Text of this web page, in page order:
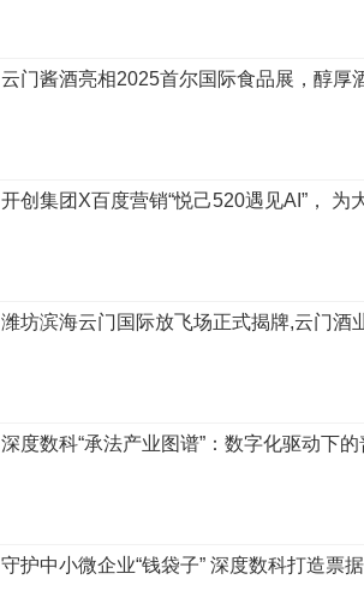
云门酱酒亮相2025首尔国际食品展，醇厚
开创集团X百度营销“悦己520遇见AI”，
潍坊滨海云门国际放飞场正式揭牌,云门酒
深度数科“承法产业图谱”：数字化驱动下
守护中小微企业“钱袋子” 深度数科打造票